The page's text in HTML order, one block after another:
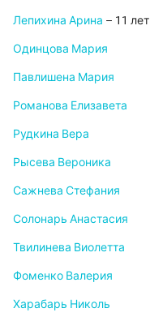
Лепихина Арина – 11 лет
Одинцова Мария
Павлишена Мария
Романова Елизавета
Рудкина Вера
Рысева Вероника
Сажнева Стефания
Солонарь Анастасия
Твилинева Виолетта
Фоменко Валерия
Харабарь Николь